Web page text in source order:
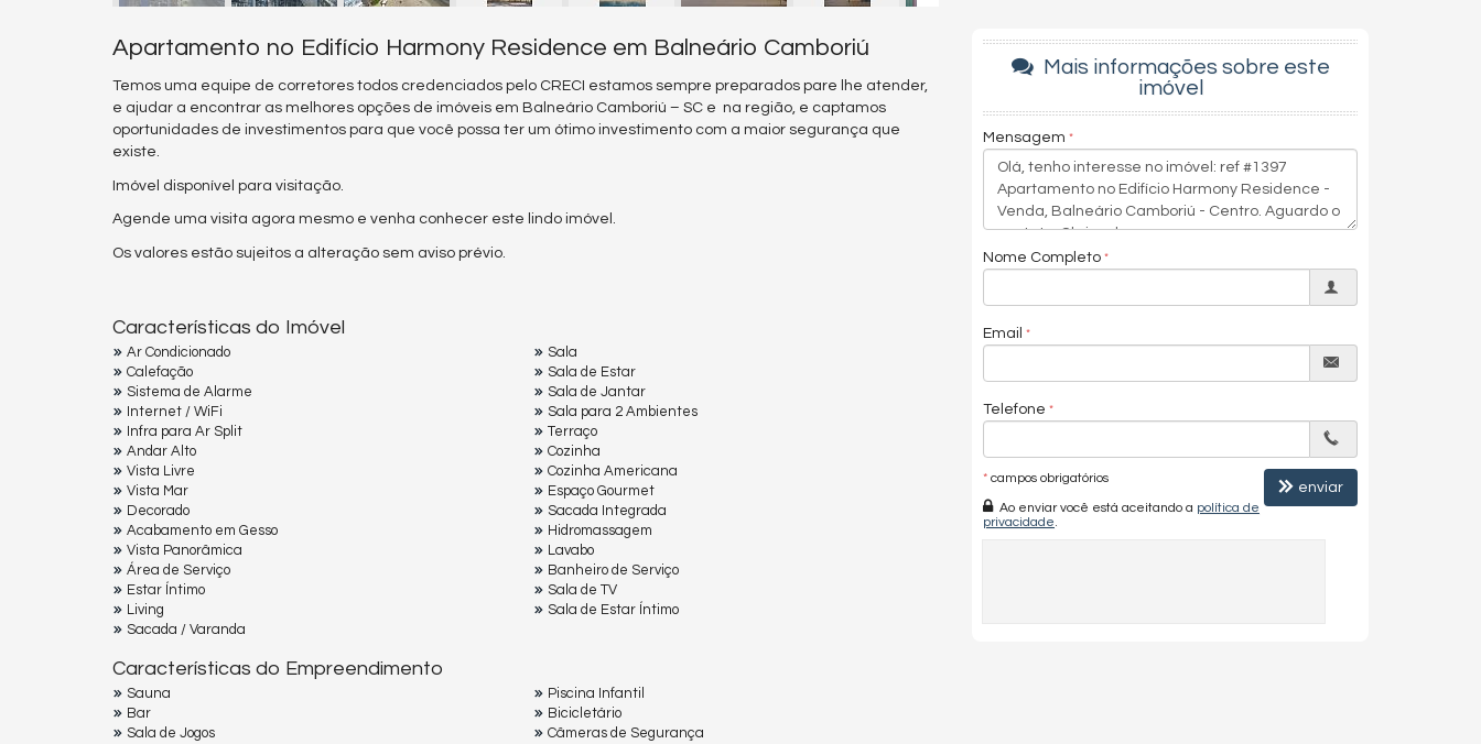
Apartamento no Edifício Harmony Residence em Balneário Camboriú
Temos uma equipe de corretores todos credenciados pelo CRECI estamos sempre preparados pare lhe atender,
e ajudar a encontrar as melhores opções de imóveis em Balneário Camboriú – SC e na região, e captamos
oportunidades de investimentos para que você possa ter um ótimo investimento com a maior segurança que
existe.
Imóvel disponível para visitação.
Agende uma visita agora mesmo e venha conhecer este lindo imóvel.
Os valores estão sujeitos a alteração sem aviso prévio.
Características do Imóvel
Ar Condicionado
Calefação
Sistema de Alarme
Internet / WiFi
Infra para Ar Split
Andar Alto
Vista Livre
Vista Mar
Decorado
Acabamento em Gesso
Vista Panorâmica
Área de Serviço
Estar Íntimo
Living
Sacada / Varanda
Sala
Sala de Estar
Sala de Jantar
Sala para 2 Ambientes
Terraço
Cozinha
Cozinha Americana
Espaço Gourmet
Sacada Integrada
Hidromassagem
Lavabo
Banheiro de Serviço
Sala de TV
Sala de Estar Íntimo
Características do Empreendimento
Sauna
Bar
Sala de Jogos
Piscina Infantil
Bicicletário
Câmeras de Segurança
Mais informações sobre este
imóvel
Mensagem
Nome Completo
Email
Telefone
* campos obrigatórios
Ao enviar você está aceitando a política de
privacidade
enviar